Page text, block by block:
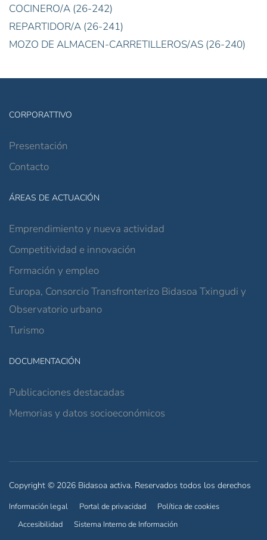
COCINERO/A (26-242)
REPARTIDOR/A (26-241)
MOZO DE ALMACEN-CARRETILLEROS/AS (26-240)
CORPORATTIVO
Presentación
Contacto
ÁREAS DE ACTUACIÓN
Emprendimiento y nueva actividad
Competitividad e innovación
Formación y empleo
Europa, Consorcio Transfronterizo Bidasoa Txingudi y
Observatorio urbano
Turismo
DOCUMENTACIÓN
Publicaciones destacadas
Memorias y datos socioeconómicos
Copyright © 2026 Bidasoa activa. Reservados todos los derechos
Información legal Portal de privacidad
Política de cookies
Accesibilidad
Sistema Interno de Información